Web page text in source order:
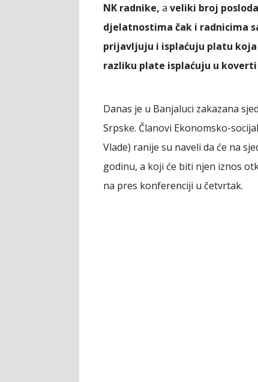
NK radnike, a veliki broj
djelatnostima čak i radnicima
prijavljuju i isplaćuju platu
razliku plate isplaćuju u
Danas je u Banjaluci zakazana
Srpske. Članovi Ekonomsko-
Vlade) ranije su naveli da će na
godinu, a koji će biti njen iznos
na pres konferenciji u četvrtak.